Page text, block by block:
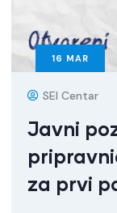
16 MAR
SEI Centar
Javni
za prvi